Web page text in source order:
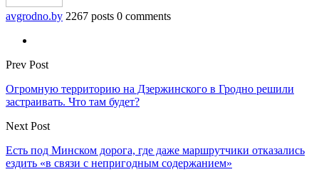
avgrodno.by 2267 posts 0 comments
Prev Post
Огромную территорию на Дзержинского в Гродно решили
застраивать. Что там будет?
Next Post
Есть под Минском дорога, где даже маршрутчики отказались
ездить «в связи с непригодным содержанием»